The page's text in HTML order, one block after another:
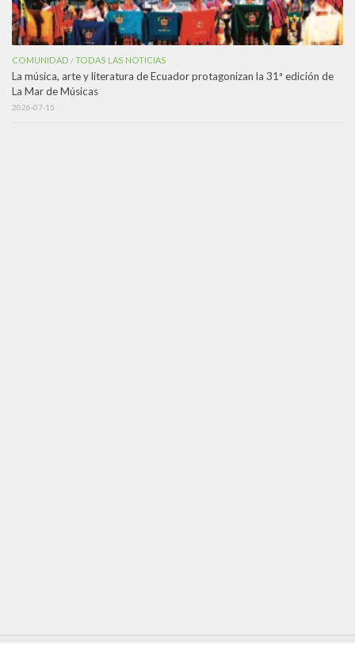
COMUNIDAD /TODAS LAS NOTICIAS
La música, arte y literatura de Ecuador protagonizan la 31ª edición de
La Mar de Músicas
2026-07-15